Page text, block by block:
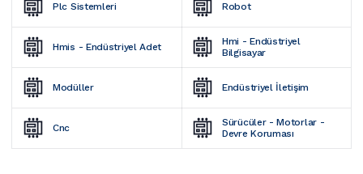
Plc Sistemleri Robot
Hmis - Endüstriyel Adet
Hmi - Endüstriyel
Bilgisayar
Modüller Endüstriyel İletişim
Cnc
Sürücüler - Motorlar -
Devre Koruması